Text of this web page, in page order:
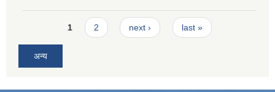
Pages1 2 next › last »
अन्य